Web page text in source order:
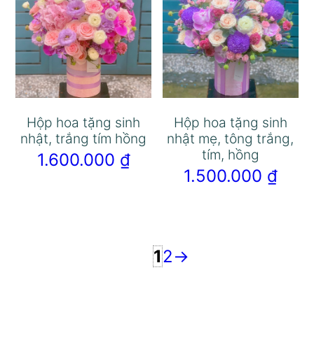
Hộp hoa tặng sinh
nhật, trắng tím hồng
1.600.000 ₫
Hộp hoa tặng sinh
nhật mẹ, tông trắng,
tím, hồng
1.500.000 ₫
12→